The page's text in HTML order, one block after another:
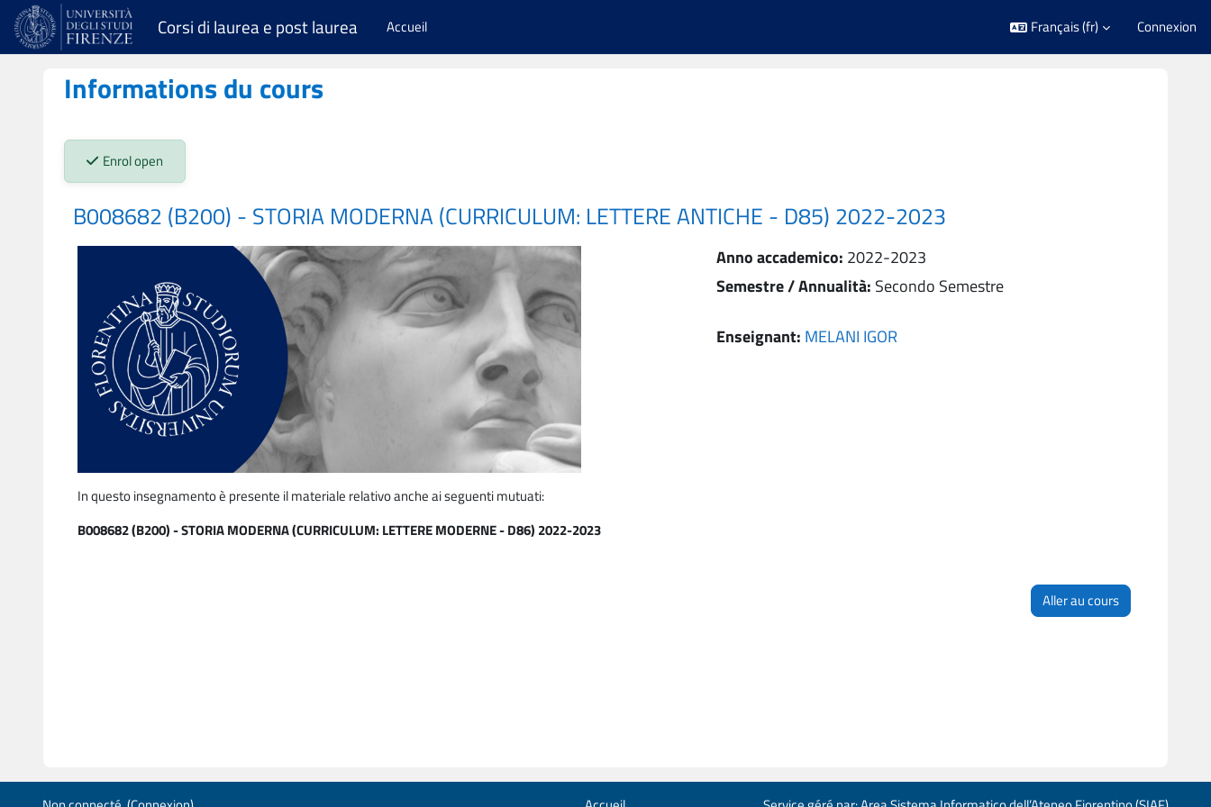
Passer au contenu principal
Corsi di laurea e post laurea Accueil Français ‎(fr)‎ Connexion
Informations du cours
Stato iscrizioni:
Enrol open
B008682 (B200) - STORIA MODERNA (CURRICULUM: LETTERE ANTICHE - D85) 2022-2023
In questo insegnamento è presente il materiale relativo anche ai seguenti mutuati:
B008682 (B200) - STORIA MODERNA (CURRICULUM: LETTERE MODERNE - D86) 2022-2023
Anno accademico: 2022-2023
Semestre / Annualità: Secondo Semestre
Enseignant: MELANI IGOR
Aller au cours